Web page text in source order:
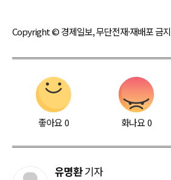
Copyright © 경제일보, 무단전재·재배포 금지
좋아요0 화나요0
유명환기자